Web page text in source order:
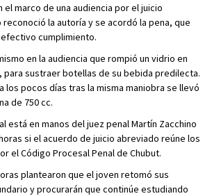
el marco de una audiencia por el juicio
la autoría y se acordó la pena, que
cumplimiento.
en la audiencia que rompió un vidrio en
para sustraer botellas de su bebida predilecta.
los pocos días tras la misma maniobra se llevó
de 750 cc.
está en manos del juez penal Martín Zacchino
si el acuerdo de juicio abreviado reúne los
el Código Procesal Penal de Chubut.
plantearon que el joven retomó sus
y procurarán que continúe estudiando